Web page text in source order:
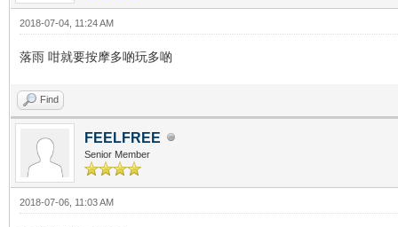
2018-07-04, 11:24 AM
落雨 咁就要按摩多啲玩多啲
Find
FEELFREE
Senior Member
2018-07-06, 11:03 AM